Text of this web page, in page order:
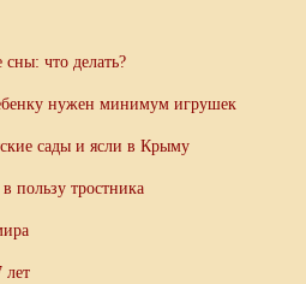
что делать?
нужен минимум игрушек
сады и ясли в Крыму
пользу тростника
лет